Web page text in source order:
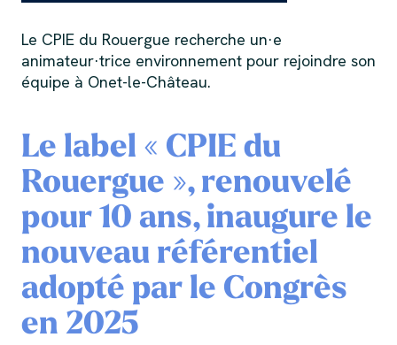
Le CPIE du Rouergue recherche un·e
animateur·trice environnement pour rejoindre son
équipe à Onet-le-Château.
Le label « CPIE du
Rouergue », renouvelé
pour 10 ans, inaugure le
nouveau référentiel
adopté par le Congrès
en 2025